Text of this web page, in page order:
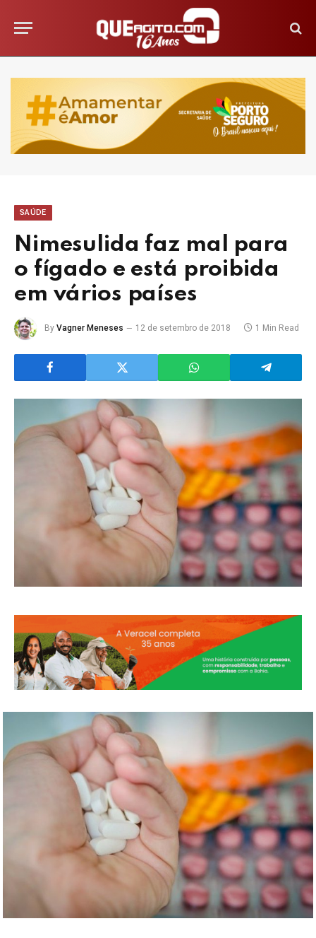
SAÚDE
Nimesulida faz mal para
o fígado e está proibida
em vários países
By Vagner Meneses 12 de setembro de 2018 1 Min Read